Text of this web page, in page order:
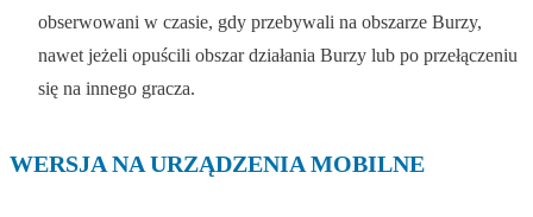
obserwowani w czasie, gdy przebywali na obszarze Burzy,
nawet jeżeli opuścili obszar działania Burzy lub po przełączeniu
się na innego gracza.
WERSJA NA URZĄDZENIA MOBILNE